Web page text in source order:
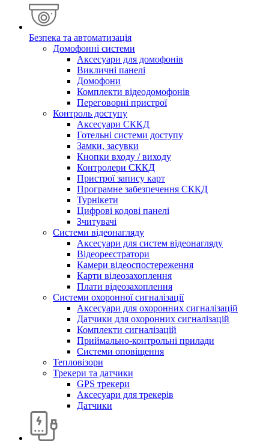
Безпека та автоматизація
Домофонні системи
Аксесуари для домофонів
Викличні панелі
Домофони
Комплекти відеодомофонів
Переговорні пристрої
Контроль доступу
Аксесуари СККД
Готельні системи доступу
Замки, засувки
Кнопки входу / виходу
Контролери СККД
Пристрої запису карт
Програмне забезпечення СККД
Турнікети
Цифрові кодові панелі
Зчитувачі
Системи відеонагляду
Аксесуари для систем відеонагляду
Відеореєстратори
Камери відеоспостереження
Карти відеозахоплення
Плати відеозахоплення
Системи охоронної сигналізації
Аксесуари для охоронних сигналізацій
Датчики для охоронних сигналізацій
Комплекти сигналізацій
Приймально-контрольні прилади
Системи оповіщення
Тепловізори
Трекери та датчики
GPS трекери
Аксесуари для трекерів
Датчики